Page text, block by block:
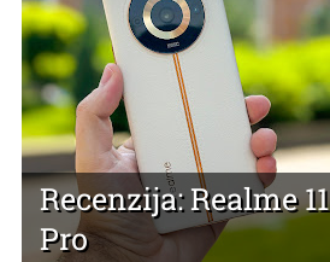
Recenzija: Realme 11
Pro